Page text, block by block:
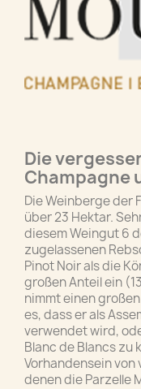
Die
Champagne
Die Weinberge der
über 23 Hektar.
diesem Weingut 6
zugelassenen
Pinot Noir als die
großen Anteil ein
nimmt einen
es, dass er als
verwendet wird,
Blanc de Blancs zu
Vorhandensein
denen die Parzelle